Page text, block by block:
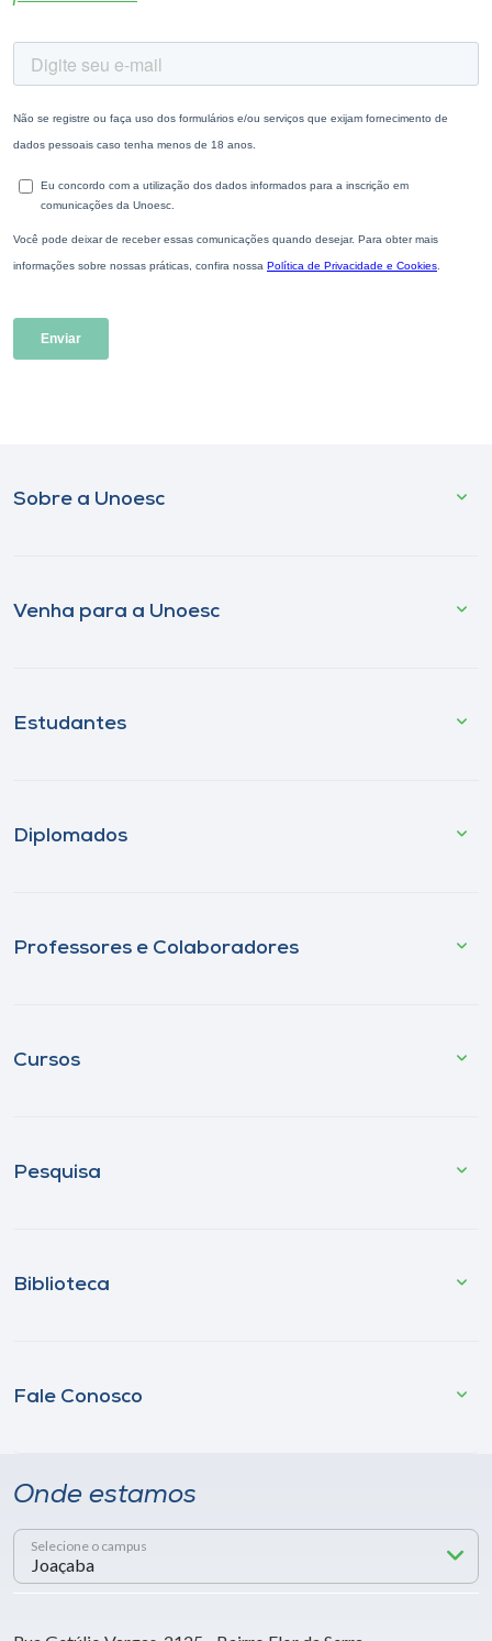
Sobre a Unoesc
Venha para a Unoesc
Estudantes
Diplomados
Professores e Colaboradores
Cursos
Pesquisa
Biblioteca
Fale Conosco
Onde estamos
Selecione o campus